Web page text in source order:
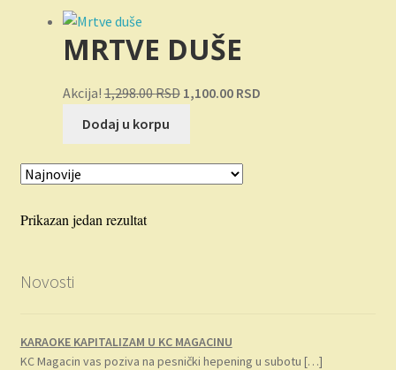
Novosti
Plaćanje
Privatnost
MRTVE DUŠE
Akcija!1,298.00RSD Originalna
1,298.00 RSD.
1,100.00 RSDTrenutna
Dodaj u korpu
Prikazan jedan rezultat
Novosti
KARAOKE KAPITALIZAM U KC MAGACINU
KC Magacin vas poziva na pesnički hepening u subotu […]